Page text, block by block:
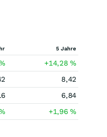
5 Jahre
+14,28%
8,42
6,84
+1,96%